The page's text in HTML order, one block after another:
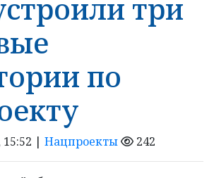
три
по
15:52 | Нацпроекты 242